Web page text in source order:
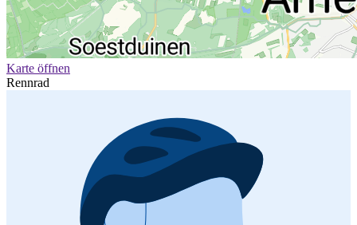
Karte öffnen
Rennrad